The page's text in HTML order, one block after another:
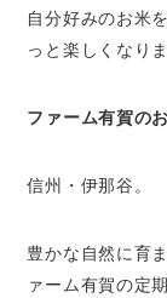
自分好みのお米
っと楽しくなりま
ファーム有賀の
信州・伊那谷。
豊かな自然に育
ァーム有賀の定